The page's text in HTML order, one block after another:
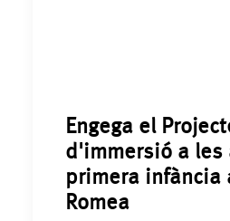
Engega el
d'immersió a les
primera infància
Romea